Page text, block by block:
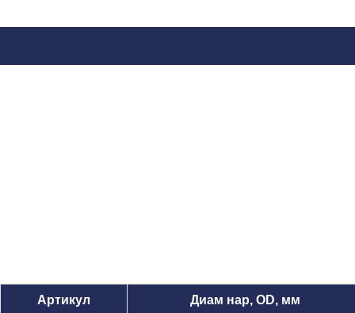
Артикул Диам нар, OD, мм